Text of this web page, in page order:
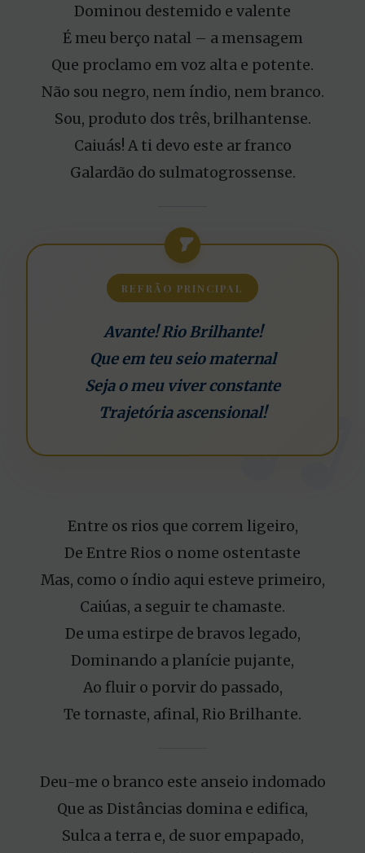
Dominou destemido e valente
É meu berço natal – a mensagem
Que proclamo em voz alta e potente.
Não sou negro, nem índio, nem branco.
Sou, produto dos três, brilhantense.
Caiuás! A ti devo este ar franco
Galardão do sulmatogrossense.
REFRÃO PRINCIPAL
Avante! Rio Brilhante!
Que em teu seio maternal
Seja o meu viver constante
Trajetória ascensional!
Entre os rios que correm ligeiro,
De Entre Rios o nome ostentaste
Mas, como o índio aqui esteve primeiro,
Caiúas, a seguir te chamaste.
De uma estirpe de bravos legado,
Dominando a planície pujante,
Ao fluir o porvir do passado,
Te tornaste, afinal, Rio Brilhante.
Deu-me o branco este anseio indomado
Que as Distâncias domina e edifica,
Sulca a terra e, de suor empapado,